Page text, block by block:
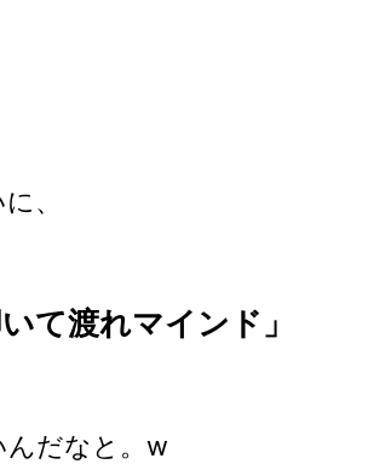
、
いて渡れマインド」
んだなと。w